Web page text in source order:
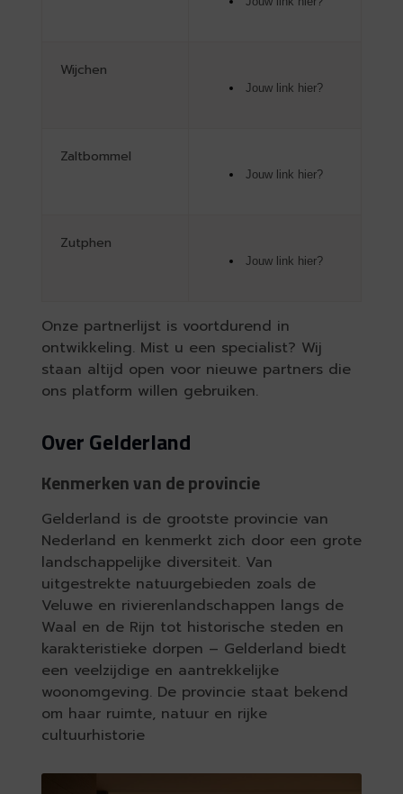
Wijchen
Jouw link hier?
Zaltbommel
Jouw link hier?
Zutphen
Jouw link hier?
Onze partnerlijst is voortdurend in
ontwikkeling. Mist u een specialist? Wij
staan altijd open voor nieuwe partners die
ons platform willen gebruiken.
Over Gelderland
Kenmerken van de provincie
Gelderland is de grootste provincie van
Nederland en kenmerkt zich door een grote
landschappelijke diversiteit. Van
uitgestrekte natuurgebieden zoals de
Veluwe en rivierenlandschappen langs de
Waal en de Rijn tot historische steden en
karakteristieke dorpen – Gelderland biedt
een veelzijdige en aantrekkelijke
woonomgeving. De provincie staat bekend
om haar ruimte, natuur en rijke
cultuurhistorie